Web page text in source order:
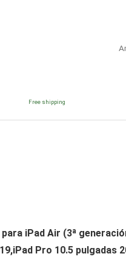
Free shipping
iPad Air (3ª
Pro 10.5 pulgadas